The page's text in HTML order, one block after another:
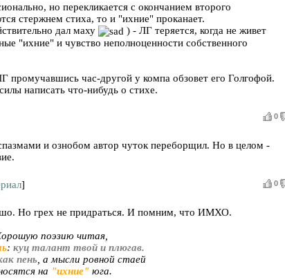
но перекликается с окончанием второго
стержнем стиха, то и "ихние" проканает.
дал маху
) - ЛГ теряется, когда не живет
"ихние" и чувство неполноценности собственного
промучавшись час-другой у компа обзовет его Голгофой.
написать что-нибудь о стихе.
0
и ознобом автор чуток переборщил. Но в целом -
0
]
Но грех не придраться. И помним, что ИМХО.
поэзию читая,
: куц талант твой и плюгав.
пень, а мысли ровной стаей
на "ихние" юга.